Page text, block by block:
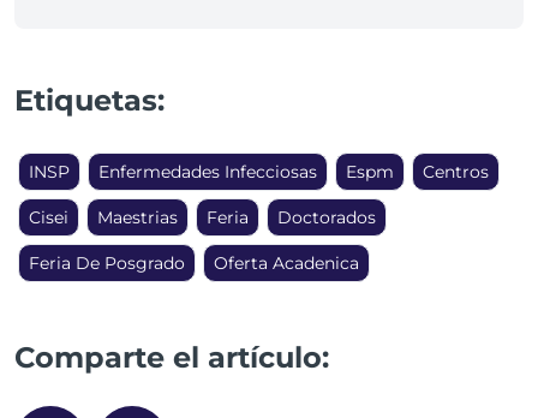
Etiquetas:
INSP Enfermedades Infecciosas Espm Centros
Cisei Maestrias Feria Doctorados
Feria De Posgrado Oferta Acadenica
Comparte el artículo: